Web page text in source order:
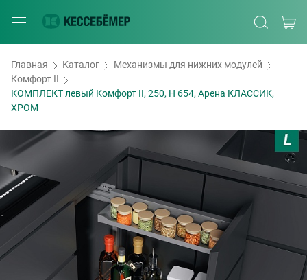
Главная Каталог
Механизмы для нижних модулей
Комфорт II
КОМПЛЕКТ левый Комфорт II, 250, H 654, Арена КЛАССИК,
ХРОМ